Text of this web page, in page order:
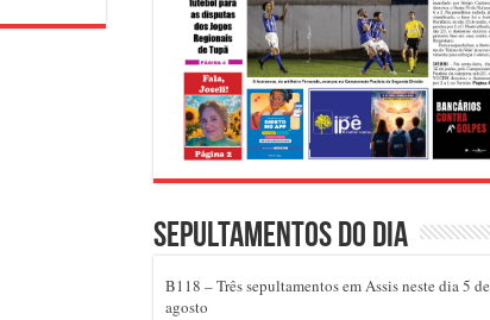
Sepultamentos do dia
B118 – Três sepultamentos em Assis neste dia 5 de
agosto